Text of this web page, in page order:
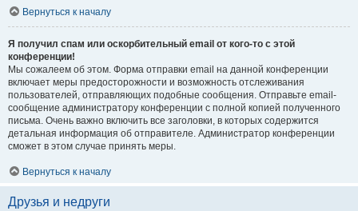
Вернуться к началу
Я получил спам или оскорбительный email от кого-то с этой
конференции!
Мы сожалеем об этом. Форма отправки email на данной конференции
включает меры предосторожности и возможность отслеживания
пользователей, отправляющих подобные сообщения. Отправьте email-
сообщение администратору конференции с полной копией полученного
письма. Очень важно включить все заголовки, в которых содержится
детальная информация об отправителе. Администратор конференции
сможет в этом случае принять меры.
Вернуться к началу
Друзья и недруги